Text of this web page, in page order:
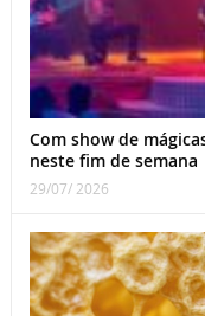
Com show de
neste fim de semana
29/07/ 2026